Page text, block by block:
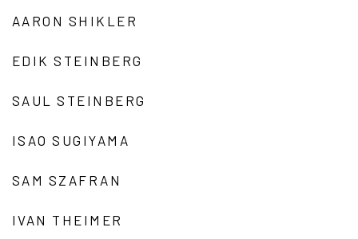
AARON SHIKLER
EDIK STEINBERG
SAUL STEINBERG
ISAO SUGIYAMA
SAM SZAFRAN
IVAN THEIMER